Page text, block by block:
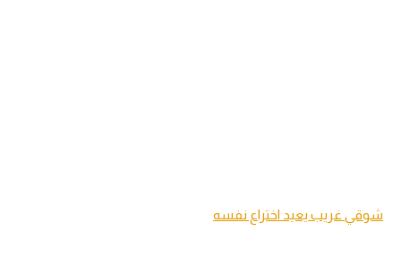
شوقي غريب يعيد اختراع نفسه